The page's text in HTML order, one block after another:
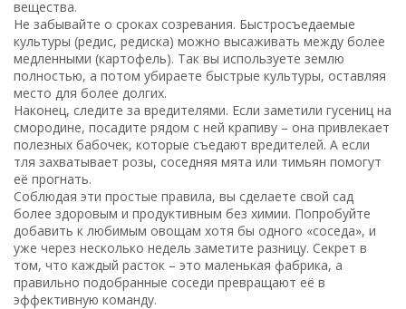
вещества.
Не забывайте о сроках созревания. Быстросъедаемые
культуры (редис, редиска) можно высаживать между более
медленными (картофель). Так вы используете землю
полностью, а потом убираете быстрые культуры, оставляя
место для более долгих.
Наконец, следите за вредителями. Если заметили гусениц на
смородине, посадите рядом с ней крапиву – она привлекает
полезных бабочек, которые съедают вредителей. А если
тля захватывает розы, соседняя мята или тимьян помогут
её прогнать.
Соблюдая эти простые правила, вы сделаете свой сад
более здоровым и продуктивным без химии. Попробуйте
добавить к любимым овощам хотя бы одного «соседа», и
уже через несколько недель заметите разницу. Секрет в
том, что каждый расток – это маленькая фабрика, а
правильно подобранные соседи превращают её в
эффективную команду.